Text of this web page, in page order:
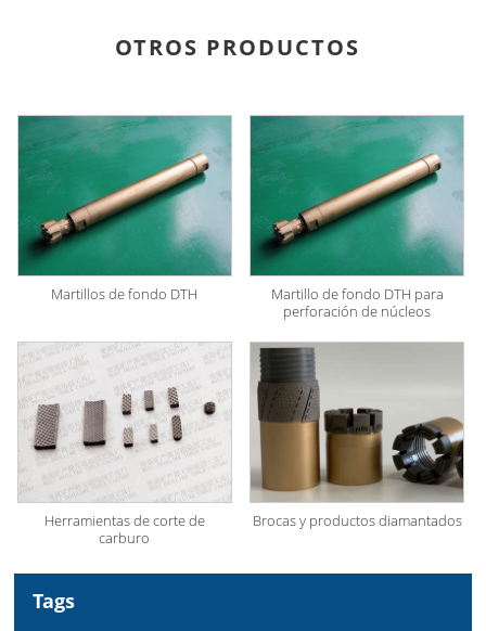
OTROS PRODUCTOS
Martillos de fondo DTH
Martillo de fondo DTH para
perforación de núcleos
Herramientas de corte de
carburo
Brocas y productos diamantados
Tags